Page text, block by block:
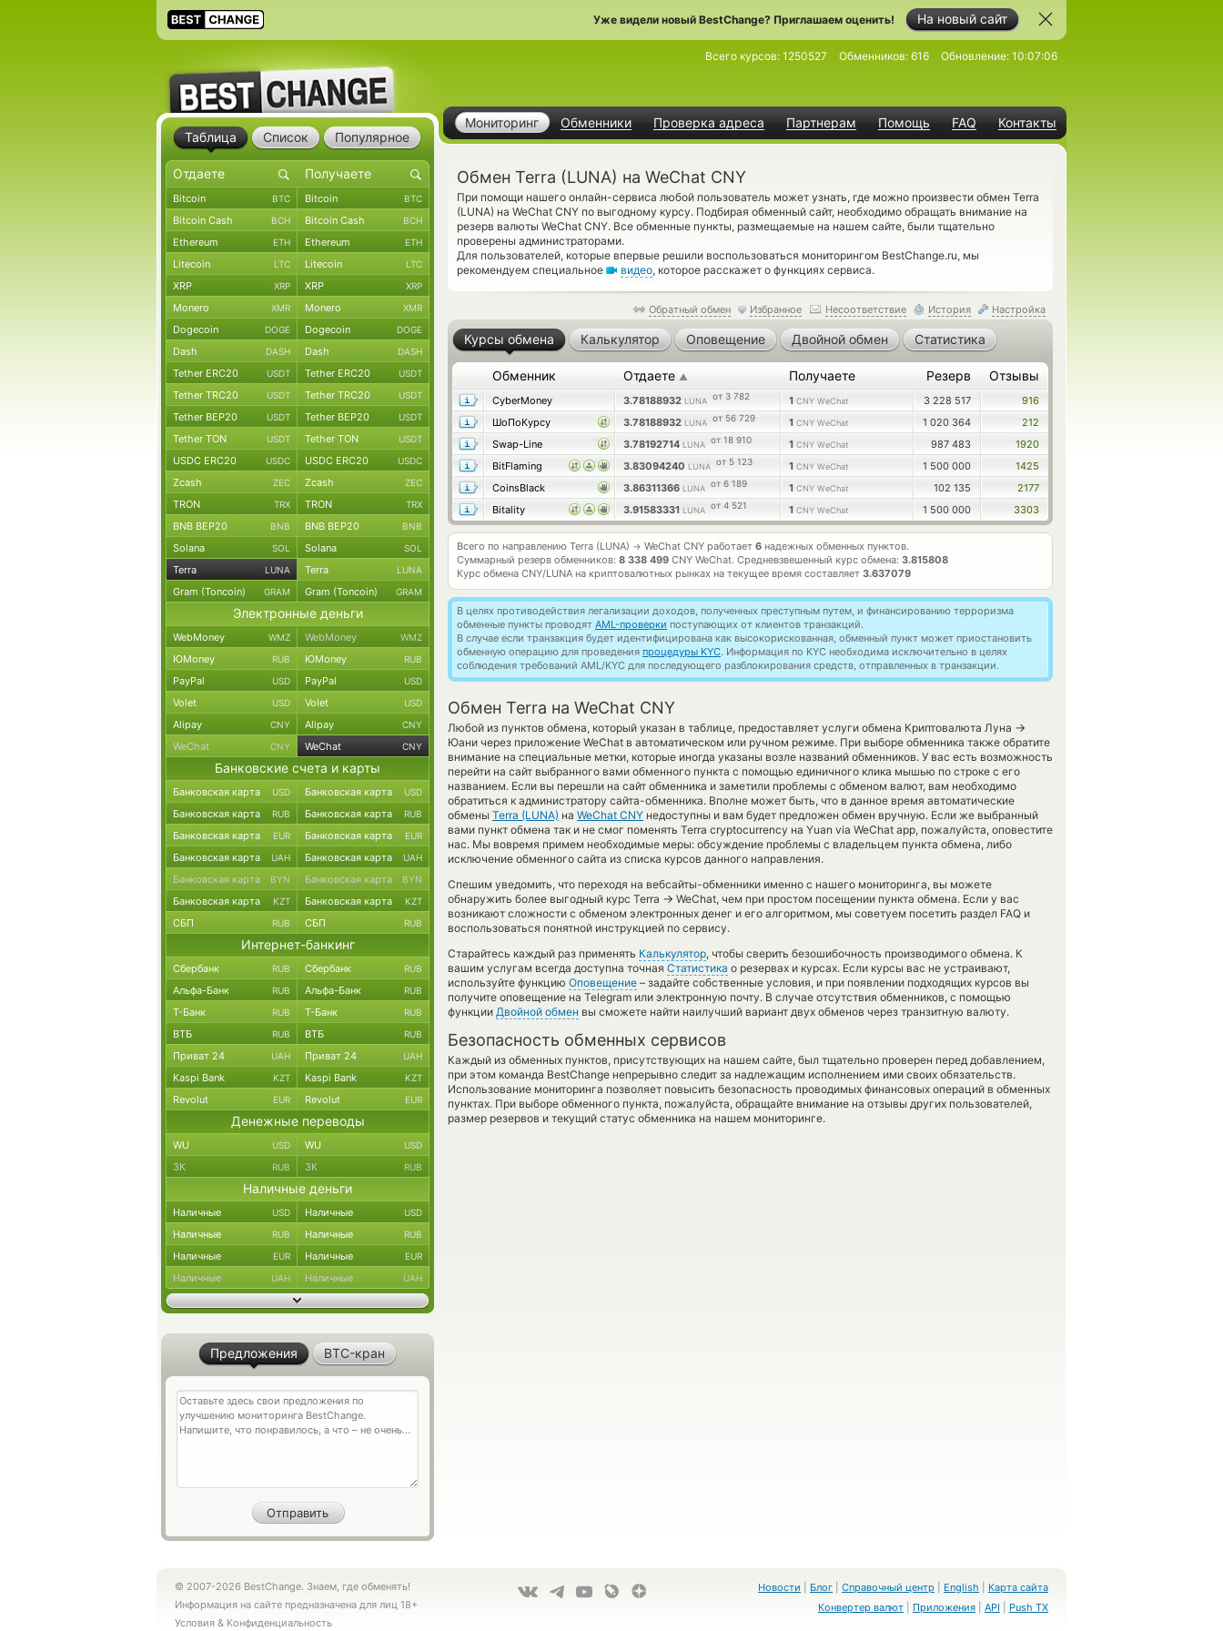
На новый сайт
Уже видели новый BestChange? Приглашаем оценить!
Мониторинг Обменники Проверка адреса Партнерам Помощь FAQ Контакты
Всего курсов: 1250527 Обменников: 616 Обновление: 10:07:06
Обмен Terra (LUNA) на WeChat CNY
При помощи нашего онлайн-сервиса любой пользователь может узнать, где можно произвести обмен Terra
(LUNA) на WeChat CNY по выгодному курсу. Подбирая обменный сайт, необходимо обращать внимание на
резерв валюты WeChat CNY. Все обменные пункты, размещаемые на нашем сайте, были тщательно
проверены администраторами.
Для пользователей, которые впервые решили воспользоваться мониторингом BestChange.ru, мы
рекомендуем специальное
видео, которое расскажет о функциях сервиса.
Обратный обмен Избранное Несоответствие История Настройка
Курсы обмена Калькулятор Оповещение Двойной обмен Статистика
Обменник Отдаете ▲ Получаете Резерв Отзывы
CyberMoney 3.78188932 LUNA от 3 782 1 CNY WeChat 3 228 517
916
ШоПоКурсу
3.78188932 LUNA от 56 729 1 CNY WeChat 1 020 364
212
Swap-Line
3.78192714 LUNA от 18 910 1 CNY WeChat 987 483
1920
BitFlaming
3.83094240 LUNA от 5 123 1 CNY WeChat 1 500 000
1425
CoinsBlack
3.86311366 LUNA от 6 189 1 CNY WeChat 102 135
2177
Bitality
3.91583331 LUNA от 4 521 1 CNY WeChat 1 500 000 3303
Всего по направлению Terra (LUNA) → WeChat CNY работает 6 надежных обменных пунктов.
Суммарный резерв обменников: 8 338 499 CNY WeChat. Средневзвешенный курс обмена: 3.815808
Курс обмена CNY/LUNA на криптовалютных рынках на текущее время составляет 3.637079
В целях противодействия легализации доходов, полученных преступным путем, и финансированию терроризма
обменные пункты проводят AML-проверки поступающих от клиентов транзакций.
В случае если транзакция будет идентифицирована как высокорискованная, обменный пункт может приостановить
обменную операцию для проведения процедуры KYC. Информация по KYC необходима исключительно в целях
соблюдения требований AML/KYC для последующего разблокирования средств, отправленных в транзакции.
Обмен Terra на WeChat CNY
Любой из пунктов обмена, который указан в таблице, предоставляет услуги обмена Криптовалюта Луна →
Юани через приложение WeChat в автоматическом или ручном режиме. При выборе обменника также обратите
внимание на специальные метки, которые иногда указаны возле названий обменников. У вас есть возможность
перейти на сайт выбранного вами обменного пункта с помощью единичного клика мышью по строке с его
названием. Если вы перешли на сайт обменника и заметили проблемы с обменом валют, вам необходимо
обратиться к администратору сайта-обменника. Вполне может быть, что в данное время автоматические
обмены Terra (LUNA) на WeChat CNY недоступны и вам будет предложен обмен вручную. Если же выбранный
вами пункт обмена так и не смог поменять Terra cryptocurrency на Yuan via WeChat app, пожалуйста, оповестите
нас. Мы вовремя примем необходимые меры: обсуждение проблемы с владельцем пункта обмена, либо
исключение обменного сайта из списка курсов данного направления.
Спешим уведомить, что переходя на вебсайты-обменники именно с нашего мониторинга, вы можете
обнаружить более выгодный курс Terra → WeChat, чем при простом посещении пункта обмена. Если у вас
возникают сложности с обменом электронных денег и его алгоритмом, мы советуем посетить раздел FAQ и
воспользоваться понятной инструкцией по сервису.
Старайтесь каждый раз применять Калькулятор, чтобы сверить безошибочность производимого обмена. К
вашим услугам всегда доступна точная Статистика о резервах и курсах. Если курсы вас не устраивают,
используйте функцию Оповещение – задайте собственные условия, и при появлении подходящих курсов вы
получите оповещение на Telegram или электронную почту. В случае отсутствия обменников, с помощью
функции Двойной обмен вы сможете найти наилучший вариант двух обменов через транзитную валюту.
Безопасность обменных сервисов
Каждый из обменных пунктов, присутствующих на нашем сайте, был тщательно проверен перед добавлением,
при этом команда BestChange непрерывно следит за надлежащим исполнением ими своих обязательств.
Использование мониторинга позволяет повысить безопасность проводимых финансовых операций в обменных
пунктах. При выборе обменного пункта, пожалуйста, обращайте внимание на отзывы других пользователей,
размер резервов и текущий статус обменника на нашем мониторинге.
Таблица Список Популярное
Bitcoin BTC Bitcoin BTC
Bitcoin Cash BCH Bitcoin Cash BCH
Ethereum ETH Ethereum ETH
Litecoin LTC Litecoin LTC
XRP XRP XRP XRP
Monero XMR Monero XMR
Dogecoin DOGE Dogecoin DOGE
Dash DASH Dash DASH
Tether ERC20 USDT Tether ERC20 USDT
Tether TRC20 USDT Tether TRC20 USDT
Tether BEP20 USDT Tether BEP20 USDT
Tether TON USDT Tether TON USDT
USDC ERC20 USDC USDC ERC20 USDC
Zcash ZEC Zcash ZEC
TRON TRX TRON TRX
BNB BEP20 BNB BNB BEP20 BNB
Solana SOL Solana SOL
Terra LUNA Terra LUNA
Gram (Toncoin) GRAM Gram (Toncoin) GRAM
Электронные деньги
WebMoney WMZ WebMoney WMZ
ЮMoney RUB ЮMoney RUB
PayPal USD PayPal USD
Volet USD Volet USD
Alipay CNY Alipay CNY
WeChat CNY WeChat CNY
Банковские счета и карты
Банковская карта USD Банковская карта USD
Банковская карта RUB Банковская карта RUB
Банковская карта EUR Банковская карта EUR
Банковская карта UAH Банковская карта UAH
Банковская карта BYN Банковская карта BYN
Банковская карта KZT Банковская карта KZT
СБП RUB СБП RUB
Интернет-банкинг
Сбербанк RUB Сбербанк RUB
Альфа-Банк RUB Альфа-Банк RUB
Т-Банк RUB Т-Банк RUB
ВТБ RUB ВТБ RUB
Приват 24 UAH Приват 24 UAH
Kaspi Bank KZT Kaspi Bank KZT
Revolut EUR Revolut EUR
Денежные переводы
WU USD WU USD
ЗК RUB ЗК RUB
Наличные деньги
Наличные USD Наличные USD
Наличные RUB Наличные RUB
Наличные EUR Наличные EUR
Наличные UAH Наличные UAH
Предложения BTC-кран
© 2007-2026 BestChange. Знаем, где обменять!
Информация на сайте предназначена для лиц 18+
Условия & Конфиденциальность
Новости Блог Справочный центр English
Карта сайта
Конвертер валют
Приложения API Push TX